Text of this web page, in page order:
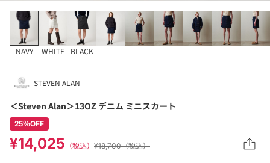
NAVY WHITE BLACK
STEVEN ALAN
＜Steven Alan＞13OZ デニム ミニスカート
25％OFF
¥14,025 （税込） ¥18,700（税込）